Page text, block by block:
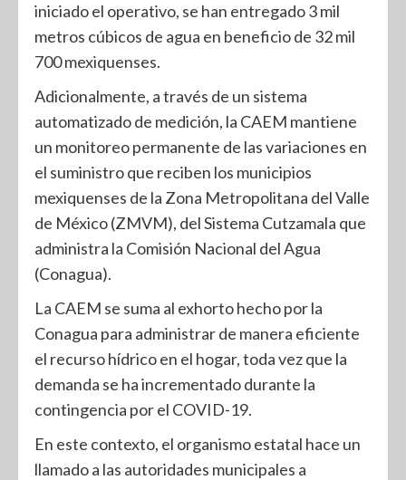
iniciado el operativo, se han entregado 3 mil
metros cúbicos de agua en beneficio de 32 mil
700 mexiquenses.
Adicionalmente, a través de un sistema
automatizado de medición, la CAEM mantiene
un monitoreo permanente de las variaciones en
el suministro que reciben los municipios
mexiquenses de la Zona Metropolitana del Valle
de México (ZMVM), del Sistema Cutzamala que
administra la Comisión Nacional del Agua
(Conagua).
La CAEM se suma al exhorto hecho por la
Conagua para administrar de manera eficiente
el recurso hídrico en el hogar, toda vez que la
demanda se ha incrementado durante la
contingencia por el COVID-19.
En este contexto, el organismo estatal hace un
llamado a las autoridades municipales a